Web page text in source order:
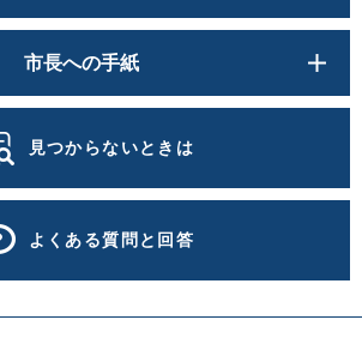
市長への手紙
見つからないときは
よくある質問と回答